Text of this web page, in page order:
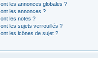
les annonces globales ?
les annonces ?
les notes ?
les sujets verrouillés ?
les icônes de sujet ?